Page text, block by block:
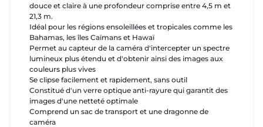
douce et claire à une profondeur comprise entre 4,5 m et
21,3 m.
Idéal pour les régions ensoleillées et tropicales comme les
Bahamas, les îles Caïmans et Hawaï
Permet au capteur de la caméra d'intercepter un spectre
lumineux plus étendu et d'obtenir ainsi des images aux
couleurs plus vives
Se clipse facilement et rapidement, sans outil
Constitué d'un verre optique anti-rayure qui garantit des
images d'une netteté optimale
Comprend un sac de transport et une dragonne de
caméra